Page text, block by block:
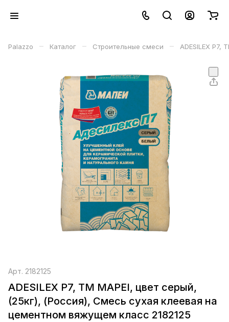
Palazzo – Каталог – Строительные смеси – ADESILEX
Арт. 2182125
ADESILEX P7, TM MAPEI, цвет серый,
(25кг), (Россия), Смесь сухая клеевая на
цементном вяжущем класс 2182125